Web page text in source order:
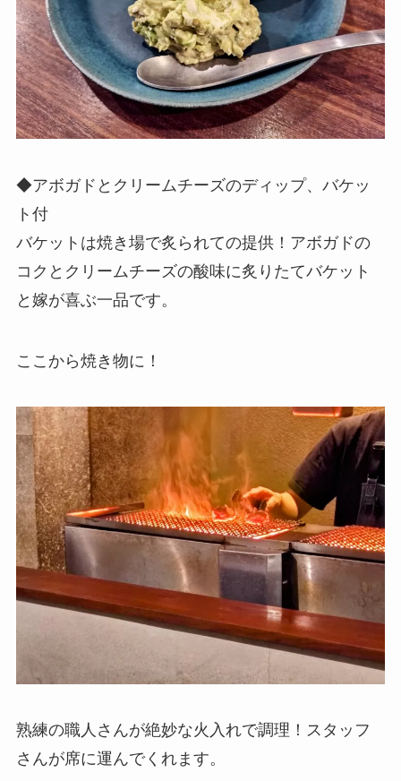
◆アボガドとクリームチーズのディップ、バケッ
ト付
バケットは焼き場で炙られての提供！アボガドの
コクとクリームチーズの酸味に炙りたてバケット
と嫁が喜ぶ一品です。
ここから焼き物に！
熟練の職人さんが絶妙な火入れで調理！スタッフ
さんが席に運んでくれます。